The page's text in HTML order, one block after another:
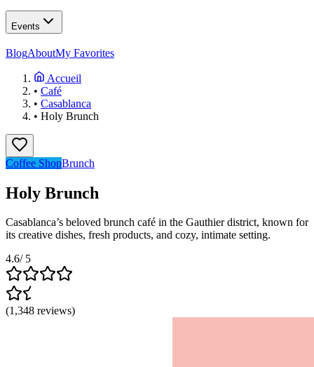
Events
BlogAboutMy Favorites
Accueil
• Café
• Casablanca
• Holy Brunch
Coffee ShopBrunch
Holy Brunch
Casablanca’s beloved brunch café in the Gauthier district, known for
its creative dishes, fresh products, and cozy, intimate setting.
4.6/ 5
(1,348 reviews)